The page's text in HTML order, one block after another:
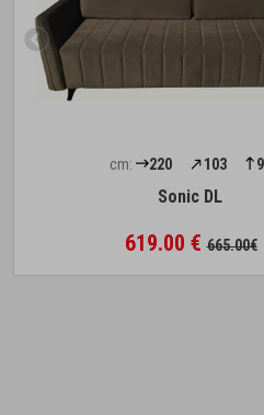
cm: 220 103
Sonic DL
619.00 €665.00€